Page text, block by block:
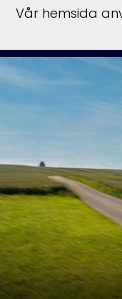
Vår hemsida